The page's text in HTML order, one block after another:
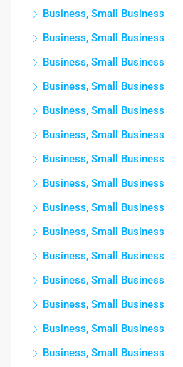
Business, Small Business
Business, Small Business
Business, Small Business
Business, Small Business
Business, Small Business
Business, Small Business
Business, Small Business
Business, Small Business
Business, Small Business
Business, Small Business
Business, Small Business
Business, Small Business
Business, Small Business
Business, Small Business
Business, Small Business